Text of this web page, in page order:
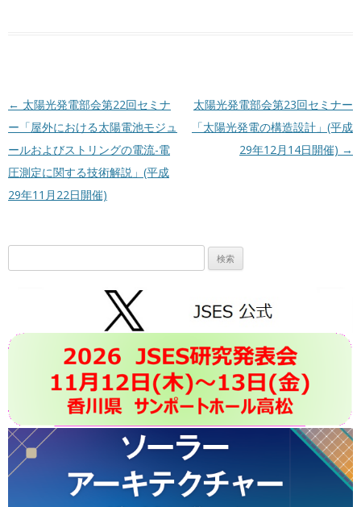
投稿ナビゲーション
← 太陽光発電部会第22回セミナ
ー「屋外における太陽電池モジュ
ールおよびストリングの電流-電
圧測定に関する技術解説」(平成
29年11月22日開催)
太陽光発電部会第23回セミナー
「太陽光発電の構造設計」(平成
29年12月14日開催) →
索: